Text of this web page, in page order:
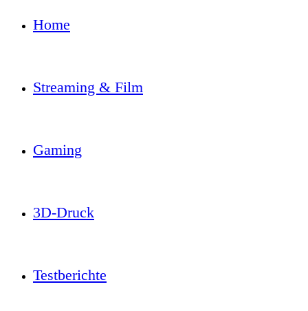
Home
Streaming & Film
Gaming
3D-Druck
Testberichte